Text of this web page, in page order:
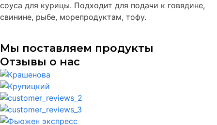
соуса для курицы. Подходит для подачи к говядине,
свинине, рыбе, морепродуктам, тофу.
Мы поставляем продукты
Отзывы о нас